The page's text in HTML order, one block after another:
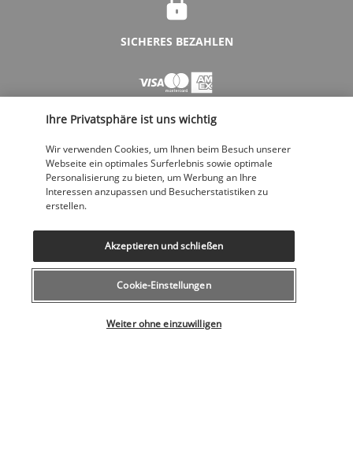
SICHERES BEZAHLEN
FOLGEN SIE UNS
KONTAKTIEREN SIE UNS
043 508 19 00
Ihre Privatsphäre ist uns wichtig
Wir verwenden Cookies, um Ihnen beim Besuch unserer
Webseite ein optimales Surferlebnis sowie optimale
Personalisierung zu bieten, um Werbung an Ihre
Interessen anzupassen und Besucherstatistiken zu
erstellen.
Cookie-Einstellungen
Weiter ohne einzuwilligen
Akzeptieren und schließen